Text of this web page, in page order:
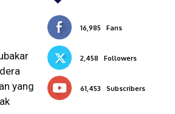
yang
16,985 Fans
2,458 Followers
61,453 Subscribers